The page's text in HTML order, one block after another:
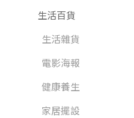
生活百貨
生活雜貨
電影海報
健康養生
家居擺設